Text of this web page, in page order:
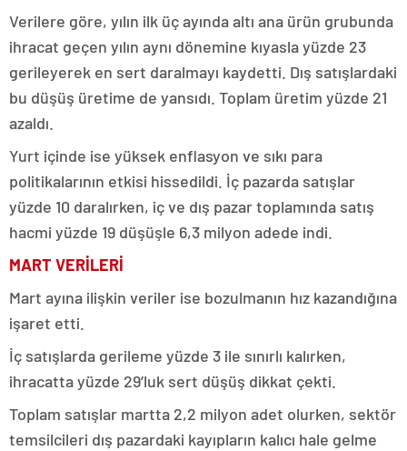
Verilere göre, yılın ilk üç ayında altı ana ürün grubunda
ihracat geçen yılın aynı dönemine kıyasla yüzde 23
gerileyerek en sert daralmayı kaydetti. Dış satışlardaki
bu düşüş üretime de yansıdı. Toplam üretim yüzde 21
azaldı.
Yurt içinde ise yüksek enflasyon ve sıkı para
politikalarının etkisi hissedildi. İç pazarda satışlar
yüzde 10 daralırken, iç ve dış pazar toplamında satış
hacmi yüzde 19 düşüşle 6,3 milyon adede indi.
MART VERİLERİ
Mart ayına ilişkin veriler ise bozulmanın hız kazandığına
işaret etti.
İç satışlarda gerileme yüzde 3 ile sınırlı kalırken,
ihracatta yüzde 29’luk sert düşüş dikkat çekti.
Toplam satışlar martta 2,2 milyon adet olurken, sektör
temsilcileri dış pazardaki kayıpların kalıcı hale gelme